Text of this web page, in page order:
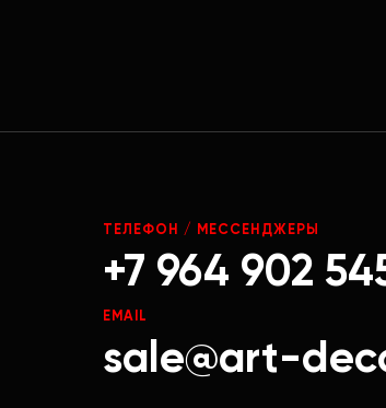
ТЕЛЕФОН / МЕССЕНДЖЕРЫ
+7 964 902
EMAIL
sale@art-